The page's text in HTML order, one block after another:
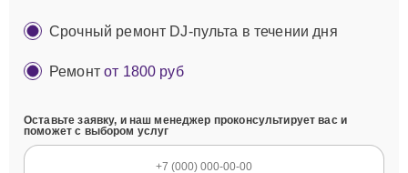
Срочный ремонт DJ-пульта в течении дня
Ремонтот 1800 руб
Оставьте заявку, и наш менеджер проконсультирует вас и
поможет с выбором услуг